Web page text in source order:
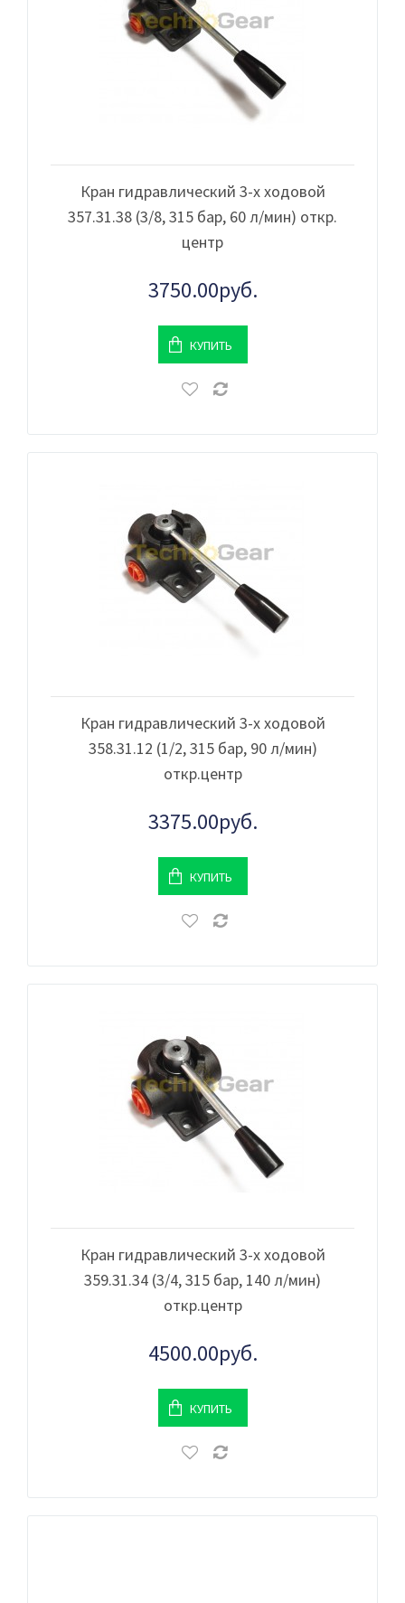
Кран гидравлический 3-х ходовой
357.31.38 (3/8, 315 бар, 60 л/мин) откр.
центр
3750.00руб.
КУПИТЬ
Кран гидравлический 3-х ходовой
358.31.12 (1/2, 315 бар, 90 л/мин)
откр.центр
3375.00руб.
КУПИТЬ
Кран гидравлический 3-х ходовой
359.31.34 (3/4, 315 бар, 140 л/мин)
откр.центр
4500.00руб.
КУПИТЬ